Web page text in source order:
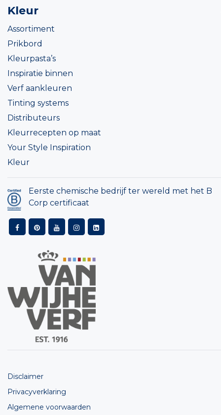
Kleur
Assortiment
Prikbord
Kleurpasta’s
Inspiratie binnen
Verf aankleuren
Tinting systems
Distributeurs
Kleurrecepten op maat
Your Style Inspiration
Kleur
Eerste chemische bedrijf ter wereld met het B
Corp certificaat
Disclaimer
Privacyverklaring
Algemene voorwaarden